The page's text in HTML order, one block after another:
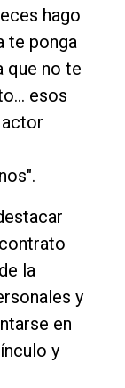
hago
te ponga
que no te
esos
la
y
en
y